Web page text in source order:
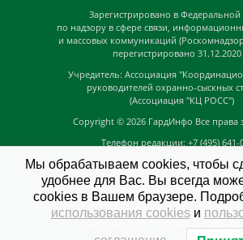
Зарегистрировано в Федеральной
по надзору в сфере связи,
и массовых коммуникаций
перегистрировано 31.12.2020
Учредитель: Ассоциация
руководителей охранно-сыскных
(Ассоциация "КЦ РОСС")
Copyright © 2026 ГардИнфо Все
Телефон редакции: +7 (495) 641-
news@guardinfo.online
Главный редактор: Кузьмин
На сайте могут быть
Мы обрабатываем cookies, чтобы
удобнее для Вас. Вы всегда
cookies в Вашем браузере.
использования cookiesи